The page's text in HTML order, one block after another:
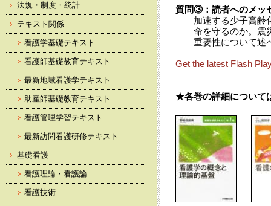
質問③：読者へのメッ
加速する少子高齢
命を守るのか。震
重要性について述
Get the latest Flash
★各巻の詳細について
法規・制度・統計
テキスト関係
看護学基礎テキスト
看護師基礎教育テキスト
最新地域看護学テキスト
助産師基礎教育テキスト
看護管理学習テキスト
最新訪問看護研修テキスト
基礎看護
看護理論・看護論
看護技術